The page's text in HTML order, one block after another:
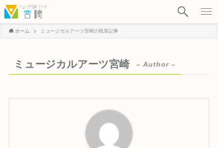
ホーム ミュージカルアーツ宮崎の執筆記事
ミュージカルアーツ宮崎 – Author –